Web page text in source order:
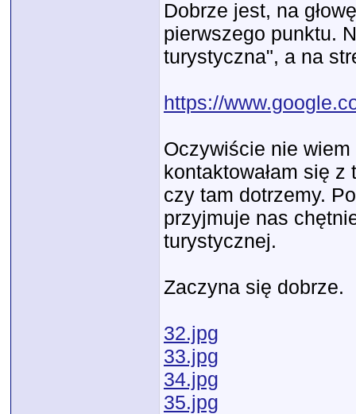
Dobrze jest, na
pierwszego punktu.
turystyczna", a na
https://
Oczywiście nie
kontaktowałam się
czy tam dotrzemy.
przyjmuje nas
turystycznej.
Zaczyna się dobrze.
32.jpg
33.jpg
34.jpg
35.jpg